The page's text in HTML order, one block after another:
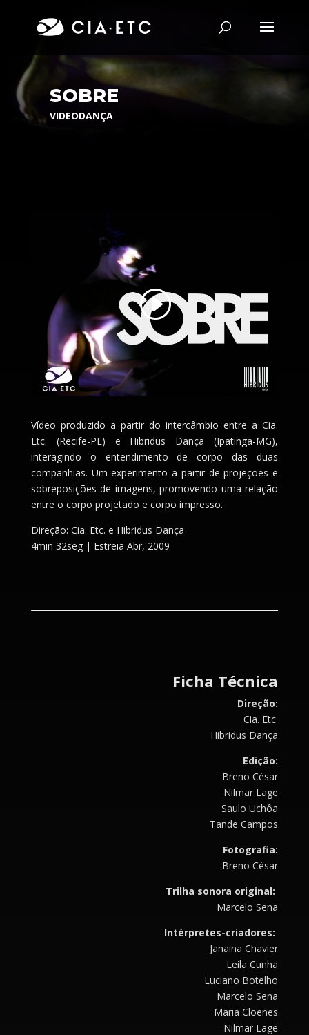
SOBRE
VIDEODANÇA
Vídeo produzido a partir do intercâmbio entre a Cia.
Etc. (Recife-PE) e Hibridus Dança (Ipatinga-MG),
interagindo o entendimento de corpo das duas
companhias. Um experimento a partir de projeções e
sobreposições de imagens, promovendo uma relação
entre o corpo projetado e corpo impresso.
Direção: Cia. Etc. e Hibridus Dança
4min 32seg | Estreia Abr, 2009
Ficha Técnica
Direção:
Cia. Etc.
Hibridus Dança
Edição:
Breno César
Nilmar Lage
Saulo Uchôa
Tande Campos
Fotografia:
Breno César
Trilha sonora original:
Marcelo Sena
Intérpretes-criadores:
Janaina Chavier
Leila Cunha
Luciano Botelho
Marcelo Sena
Maria Cloenes
Nilmar Lage